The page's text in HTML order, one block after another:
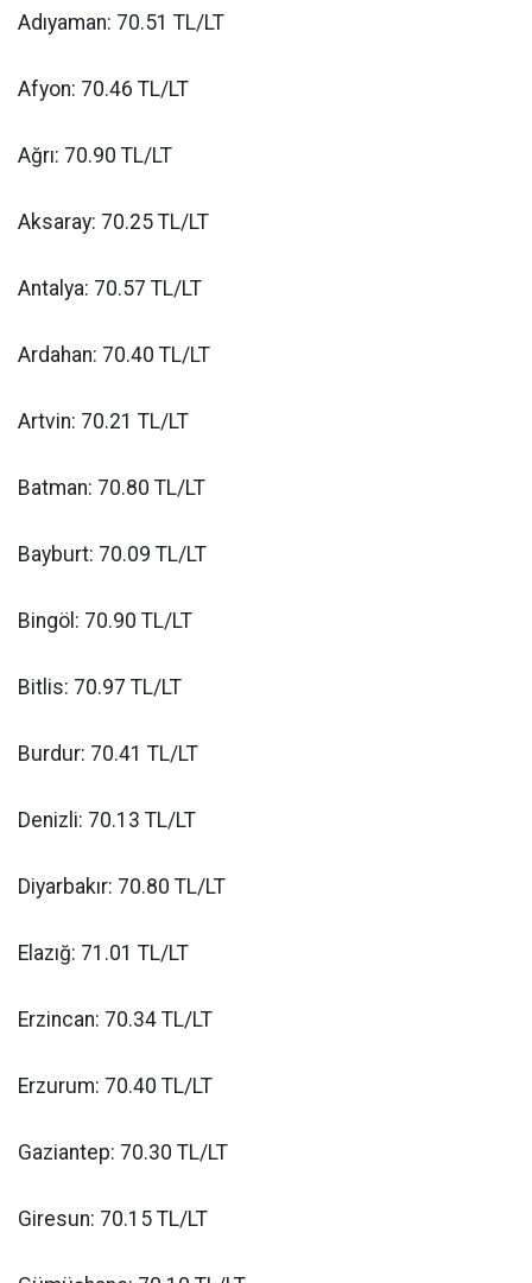
Adıyaman: 70.51 TL/LT
Afyon: 70.46 TL/LT
Ağrı: 70.90 TL/LT
Aksaray: 70.25 TL/LT
Antalya: 70.57 TL/LT
Ardahan: 70.40 TL/LT
Artvin: 70.21 TL/LT
Batman: 70.80 TL/LT
Bayburt: 70.09 TL/LT
Bingöl: 70.90 TL/LT
Bitlis: 70.97 TL/LT
Burdur: 70.41 TL/LT
Denizli: 70.13 TL/LT
Diyarbakır: 70.80 TL/LT
Elazığ: 71.01 TL/LT
Erzincan: 70.34 TL/LT
Erzurum: 70.40 TL/LT
Gaziantep: 70.30 TL/LT
Giresun: 70.15 TL/LT